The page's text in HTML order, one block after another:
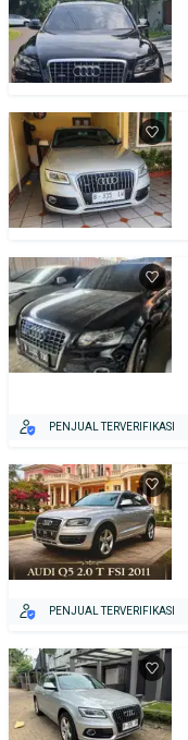
PENJUAL TERVERIFIKASI
PENJUAL TERVERIFIKASI